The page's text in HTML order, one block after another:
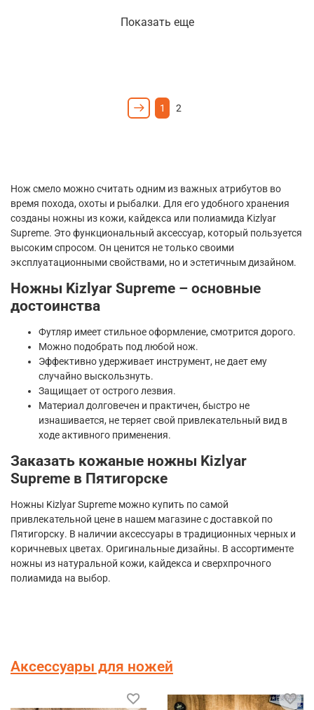
Показать еще
1 2
Нож смело можно считать одним из важных атрибутов во
время похода, охоты и рыбалки. Для его удобного хранения
созданы ножны из кожи, кайдекса или полиамида Kizlyar
Supreme. Это функциональный аксессуар, который пользуется
высоким спросом. Он ценится не только своими
эксплуатационными свойствами, но и эстетичным дизайном.
Ножны Kizlyar Supreme – основные
достоинства
Футляр имеет стильное оформление, смотрится дорого.
Можно подобрать под любой нож.
Эффективно удерживает инструмент, не дает ему
случайно выскользнуть.
Защищает от острого лезвия.
Материал долговечен и практичен, быстро не
изнашивается, не теряет свой привлекательный вид в
ходе активного применения.
Заказать кожаные ножны Kizlyar
Supreme в Пятигорске
Ножны Kizlyar Supreme можно купить по самой
привлекательной цене в нашем магазине с доставкой по
Пятигорску. В наличии аксессуары в традиционных черных и
коричневых цветах. Оригинальные дизайны. В ассортименте
ножны из натуральной кожи, кайдекса и сверхпрочного
полиамида на выбор.
Аксессуары для ножей